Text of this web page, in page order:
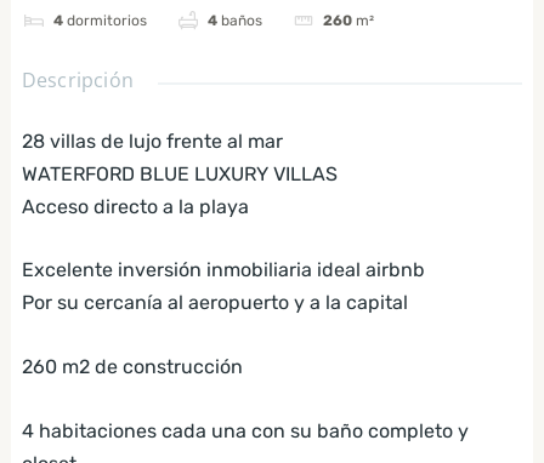
4 dormitorios 4 baños 260 m²
Descripción
28 villas de lujo frente al mar
WATERFORD BLUE LUXURY VILLAS
Acceso directo a la playa
Excelente inversión inmobiliaria ideal airbnb
Por su cercanía al aeropuerto y a la capital
260 m2 de construcción
4 habitaciones cada una con su baño completo y